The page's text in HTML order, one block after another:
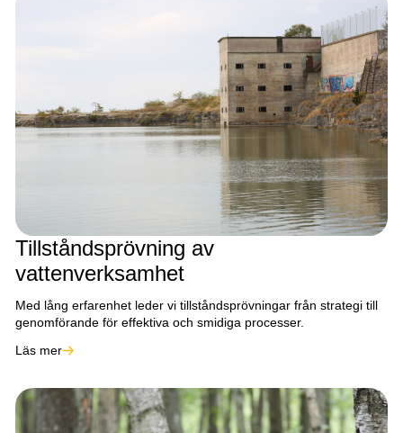
Tillståndsprövning av
vattenverksamhet
Med lång erfarenhet leder vi tillståndsprövningar från strategi till
genomförande för effektiva och smidiga processer.
Läs mer